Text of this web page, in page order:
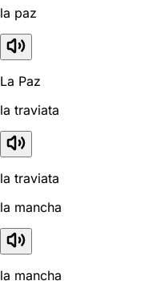
la paz
La Paz
la traviata
la traviata
la mancha
la mancha